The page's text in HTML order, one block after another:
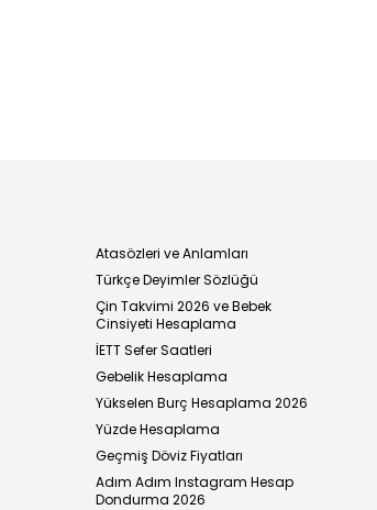
Atasözleri ve Anlamları
Türkçe Deyimler Sözlüğü
Çin Takvimi 2026 ve Bebek
Cinsiyeti Hesaplama
İETT Sefer Saatleri
Gebelik Hesaplama
Yükselen Burç Hesaplama 2026
Yüzde Hesaplama
Geçmiş Döviz Fiyatları
Adım Adım Instagram Hesap
Dondurma 2026